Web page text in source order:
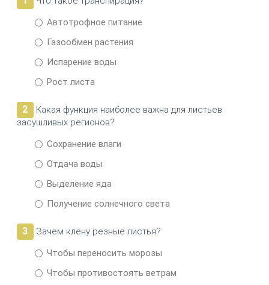
Автотрофное питание
Газообмен растения
Испарение воды
Рост листа
2
Какая функция наиболее важна для листьев
засушливых регионов?
Сохранение влаги
Отдача воды
Выделение яда
Получение солнечного света
3
Зачем клёну резные листья?
Чтобы переносить морозы
Чтобы противостоять ветрам